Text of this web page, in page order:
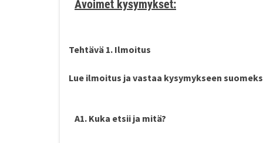
Avoimet kysymykset:
Tehtävä 1.
Lue ilmoitus ja vastaa kysymykseen
A1. Kuka etsii ja mitä?